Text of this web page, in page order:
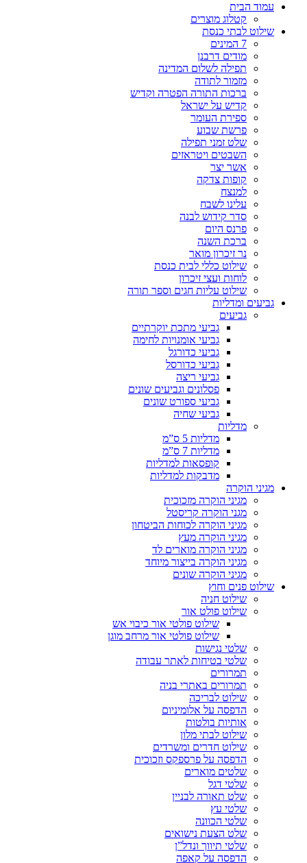
עמוד הבית
קטלוג מוצרים
שילוט לבתי כנסת
7 המינים
מודים דרבנן
תפילה לשלום המדינה
מזמור לתודה
ברכות התורה הפטרה וקדיש
קדיש על ישראל
ספירת העומר
פרשת שבוע
שלט זמני תפילה
השבטים ויטראזים
אשר יצר
קופות צדקה
למנצח
עלינו לשבח
סדר קידוש לבנה
פרנס היום
ברכת השנה
נר זיכרון מואר
שילוט כללי לבית כנסת
לוחות ועצי זיכרון
שילוט עליות חגים וספר תורה
גביעים ומדליות
גביעים
גביעי מתכת יוקרתיים
גביעי אומנויות לחימה
גביעי כדורגל
גביעי כדורסל
גביעי ריצה
פסלונים וגביעים שונים
גביעי ספורט שונים
גביעי שחיה
מדליות
מדליות 5 ס”מ
מדליות 7 ס”מ
קופסאות למדליות
מדבקות למדליות
מגיני הוקרה
מגיני הוקרה מזכוכית
מגני הוקרה קריסטל
מגיני הוקרה לכוחות הביטחון
מגיני הוקרה מעץ
מגיני הוקרה מוארים לד
מגיני הוקרה בייצור מיוחד
מגיני הוקרה שונים
שילוט פנים וחוץ
שילוט חניה
שילוט פולט אור
שילוט פולטי אור כיבוי אש
שילוט פולטי אור מרחב מוגן
שלטי נגישות
שלטי בטיחות לאתר עבודה
תמרורים
תמרורים באתרי בניה
שילוט לבריכה
הדפסה על אלומיניום
אותיות בולטות
שילוט לבתי מלון
שילוט חדרים ומשרדים
הדפסה על פרספקס וזכוכית
שלטים מוארים
שלטי דגל
שלט תאורה לבניין
שלטי עץ
שלטי הכוונה
שלט הצעת נישואים
שלטי תיווך ונדל”ן
הדפסה על קאפה